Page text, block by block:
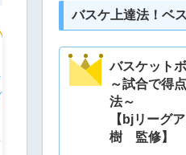
バスケ上達法！ベ
バスケット
～試合で得
法～
【bjリーグ
樹 監修】